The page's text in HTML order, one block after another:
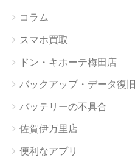
コラム
スマホ買取
ドン・キホーテ梅田店
バックアップ・データ復旧
バッテリーの不具合
佐賀伊万里店
便利なアプリ